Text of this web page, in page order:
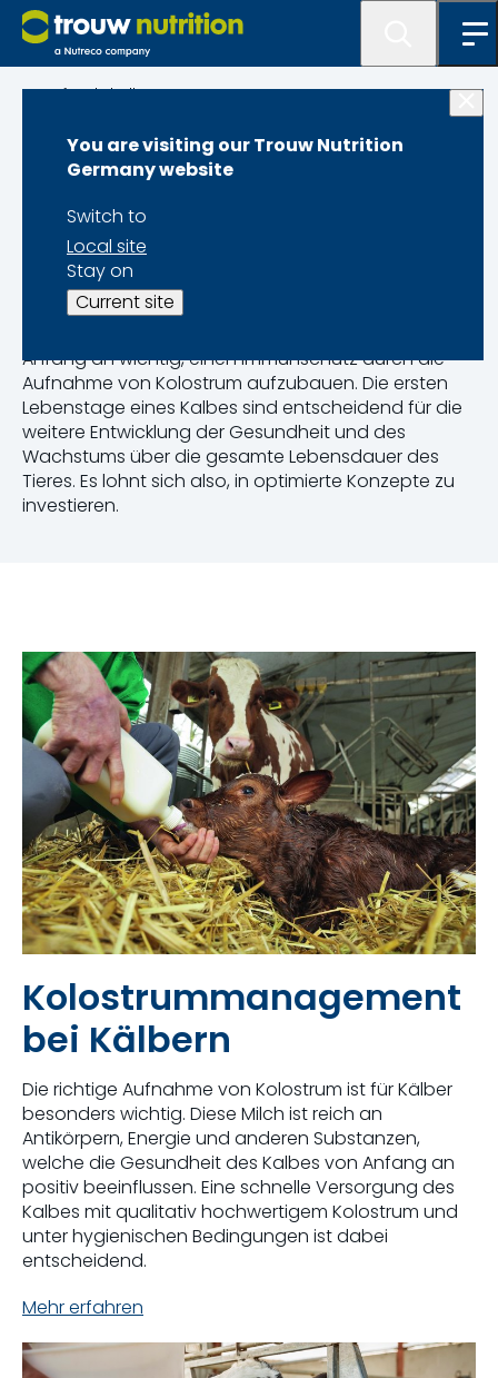
You are visiting our Trouw Nutrition
Germany website
Switch to
Local site
Stay on
Current site
Aufzuchtkälber
Gesundheit von
Aufzuchtkälbern
Eine hervorragende Kälbergesundheit ist die Basis
für gutes Wachstum – und eine große
Anfang an wichtig, einen Immunschutz durch die
Aufnahme von Kolostrum aufzubauen. Die ersten
Lebenstage eines Kalbes sind entscheidend für die
weitere Entwicklung der Gesundheit und des
Wachstums über die gesamte Lebensdauer des
Tieres. Es lohnt sich also, in optimierte Konzepte zu
investieren.
Kolostrummanagement
bei Kälbern
Die richtige Aufnahme von Kolostrum ist für Kälber
besonders wichtig. Diese Milch ist reich an
Antikörpern, Energie und anderen Substanzen,
welche die Gesundheit des Kalbes von Anfang an
positiv beeinflussen. Eine schnelle Versorgung des
Kalbes mit qualitativ hochwertigem Kolostrum und
unter hygienischen Bedingungen ist dabei
entscheidend.
Mehr erfahren